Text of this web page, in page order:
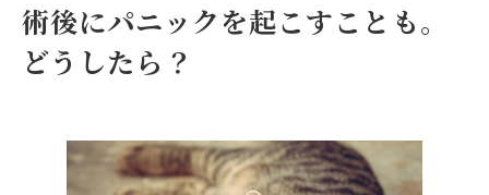
術後にパニックを起こすことも。
どうしたら？